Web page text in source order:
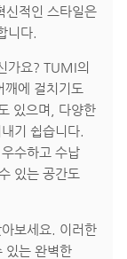
신적인 스타일은
니다.
가요? TUMI의
깨에 걸치기도
있으며, 다양한
기 쉽습니다.
수하고 수납
있는 공간도
보세요. 이러한
있는 완벽한